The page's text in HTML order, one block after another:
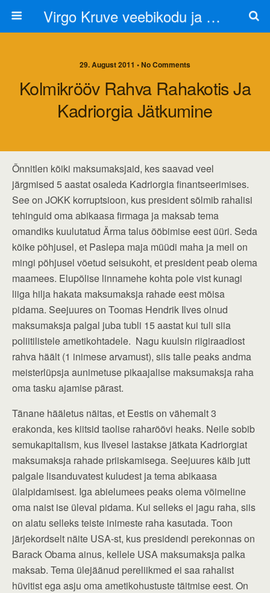
Virgo Kruve veebikodu ja blogi
29. August 2011 • No Comments
Kolmikrööv Rahva Rahakotis Ja
Kadriorgia Jätkumine
Õnnitlen kõiki maksumaksjaid, kes saavad veel
järgmised 5 aastat osaleda Kadriorgia finantseerimises.
See on JOKK korruptsioon, kus president sõlmib rahalisi
tehinguid oma abikaasa firmaga ja maksab tema
omandiks kuulutatud Ärma talus ööbimise eest üüri. Seda
kõike põhjusel, et Paslepa maja müüdi maha ja meil on
mingi põhjusel võetud seisukoht, et president peab olema
maamees. Elupõlise linnamehe kohta pole vist kunagi
liiga hilja hakata maksumaksja rahade eest mõisa
pidama. Seejuures on Toomas Hendrik Ilves olnud
maksumaksja palgal juba tubli 15 aastat kui tuli siia
poliitilistele ametikohtadele. Nagu kuulsin riigiraadiost
rahva häält (1 inimese arvamust), siis talle peaks andma
meisterlüpsja aunimetuse pikaajalise maksumaksja raha
oma tasku ajamise pärast.
Tänane hääletus näitas, et Eestis on vähemalt 3
erakonda, kes kiitsid taolise raharöövi heaks. Neile sobib
semukapitalism, kus Ilvesel lastakse jätkata Kadriorgiat
maksumaksja rahade priiskamisega. Seejuures käib jutt
palgale lisanduvatest kuludest ja tema abikaasa
ülalpidamisest. Iga abielumees peaks olema võimeline
oma naist ise üleval pidama. Kui selleks ei jagu raha, siis
on alatu selleks teiste inimeste raha kasutada. Toon
järjekordselt näite USA-st, kus presidendi perekonnas on
Barack Obama ainus, kellele USA maksumaksja palka
maksab. Tema ülejäänud pereliikmed ei saa rahalist
hüvitist ega asju oma ametikohustuste täitmise eest. On